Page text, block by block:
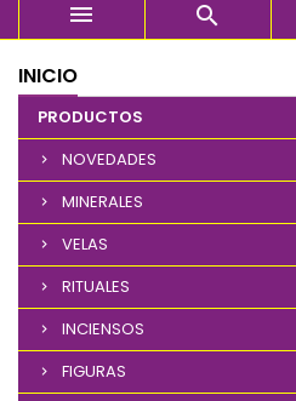
 
INICIO
PRODUCTOS
NOVEDADES
MINERALES
VELAS
RITUALES
INCIENSOS
FIGURAS